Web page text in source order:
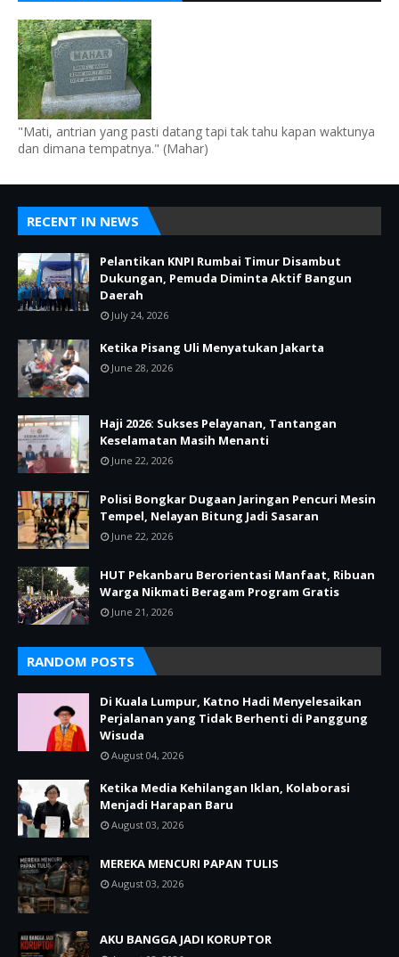
"Mati, antrian yang pasti datang tapi tak tahu kapan waktunya
dan dimana tempatnya." (Mahar)
RECENT IN NEWS
Pelantikan KNPI Rumbai Timur Disambut
Dukungan, Pemuda Diminta Aktif Bangun
Daerah
July 24, 2026
Ketika Pisang Uli Menyatukan Jakarta
June 28, 2026
Haji 2026: Sukses Pelayanan, Tantangan
Keselamatan Masih Menanti
June 22, 2026
Polisi Bongkar Dugaan Jaringan Pencuri Mesin
Tempel, Nelayan Bitung Jadi Sasaran
June 22, 2026
HUT Pekanbaru Berorientasi Manfaat, Ribuan
Warga Nikmati Beragam Program Gratis
June 21, 2026
RANDOM POSTS
Di Kuala Lumpur, Katno Hadi Menyelesaikan
Perjalanan yang Tidak Berhenti di Panggung
Wisuda
August 04, 2026
Ketika Media Kehilangan Iklan, Kolaborasi
Menjadi Harapan Baru
August 03, 2026
MEREKA MENCURI PAPAN TULIS
August 03, 2026
AKU BANGGA JADI KORUPTOR